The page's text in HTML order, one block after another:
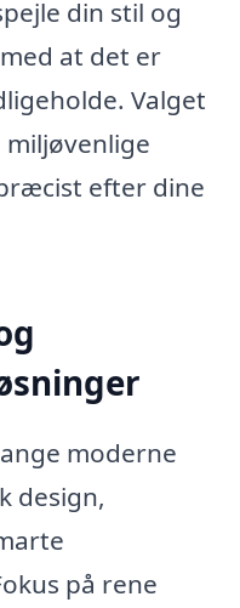
din stil og
at det er
Valget
efter dine
moderne
design,
på rene